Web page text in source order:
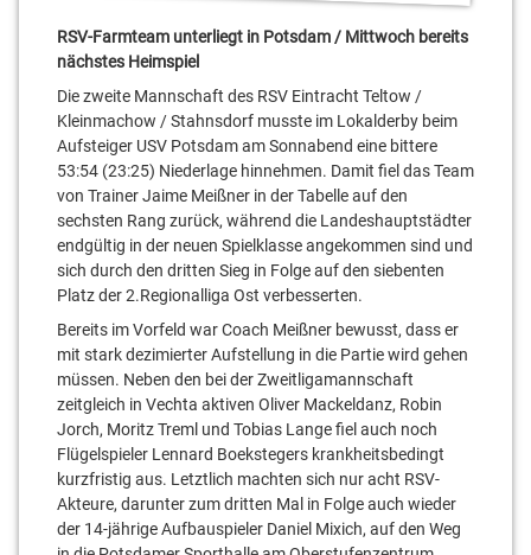
RSV-Farmteam unterliegt in Potsdam / Mittwoch bereits
nächstes Heimspiel
Die zweite Mannschaft des RSV Eintracht Teltow /
Kleinmachow / Stahnsdorf musste im Lokalderby beim
Aufsteiger USV Potsdam am Sonnabend eine bittere
53:54 (23:25) Niederlage hinnehmen. Damit fiel das Team
von Trainer Jaime Meißner in der Tabelle auf den
sechsten Rang zurück, während die Landeshauptstädter
endgültig in der neuen Spielklasse angekommen sind und
sich durch den dritten Sieg in Folge auf den siebenten
Platz der 2.Regionalliga Ost verbesserten.
Bereits im Vorfeld war Coach Meißner bewusst, dass er
mit stark dezimierter Aufstellung in die Partie wird gehen
müssen. Neben den bei der Zweitligamannschaft
zeitgleich in Vechta aktiven Oliver Mackeldanz, Robin
Jorch, Moritz Treml und Tobias Lange fiel auch noch
Flügelspieler Lennard Boekstegers krankheitsbedingt
kurzfristig aus. Letztlich machten sich nur acht RSV-
Akteure, darunter zum dritten Mal in Folge auch wieder
der 14-jährige Aufbauspieler Daniel Mixich, auf den Weg